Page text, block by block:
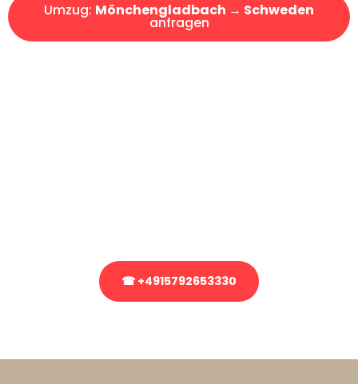
Umzug: Mönchengladbach → Schweden
anfragen
☎ +4915792653330